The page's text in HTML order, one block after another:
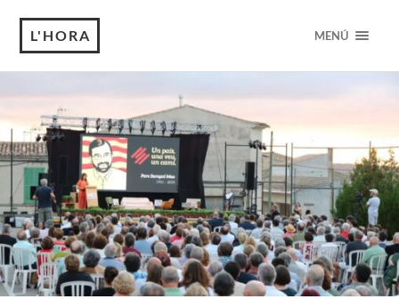
L'HORA MENÚ